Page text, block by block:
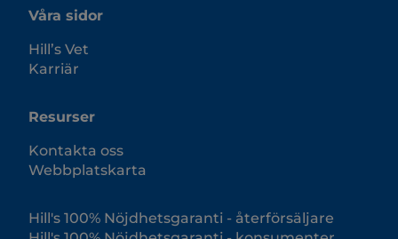
Våra sidor
Hill’s Vet
Karriär
Resurser
Kontakta oss
Webbplatskarta
Hill's 100% Nöjdhetsgaranti - återförsäljare